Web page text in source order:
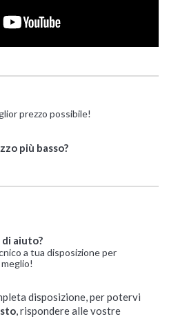
prezzo possibile!
più basso?
di aiuto?
a tua disposizione per
disposizione, per potervi
, rispondere alle vostre